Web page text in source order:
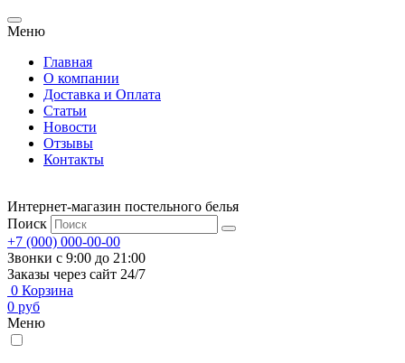
Меню
Главная
О компании
Доставка и Оплата
Статьи
Новости
Отзывы
Контакты
Интернет-магазин постельного белья
Поиск
+7 (000) 000-00-00
Звонки с 9:00 до 21:00
Заказы через сайт 24/7
0 Корзина
0 руб
Меню